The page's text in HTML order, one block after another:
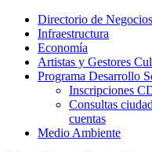
Directorio de
Infraestructura
Economía
Artistas y Gestores
Programa Desarrollo
Inscripciones
Consultas
cuentas
Medio Ambiente